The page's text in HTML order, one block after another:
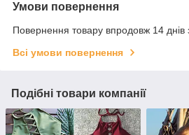
Умови повернення
Повернення товару впродовж 14 днів
Всі умови повернення
Подібні товари компанії